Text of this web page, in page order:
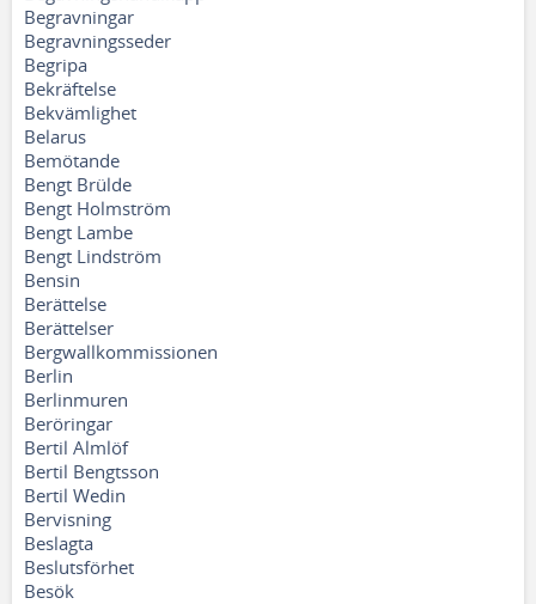
Begravningar
Begravningsseder
Begripa
Bekräftelse
Bekvämlighet
Belarus
Bemötande
Bengt Brülde
Bengt Holmström
Bengt Lambe
Bengt Lindström
Bensin
Berättelse
Berättelser
Bergwallkommissionen
Berlin
Berlinmuren
Beröringar
Bertil Almlöf
Bertil Bengtsson
Bertil Wedin
Bervisning
Beslagta
Beslutsförhet
Besök